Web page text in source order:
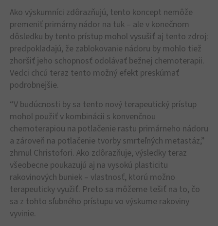
Ako výskumníci zdôrazňujú, tento koncept nemôže
premeniť primárny nádor na tuk – ale v konečnom
dôsledku by tento prístup mohol vysušiť aj tento zdroj:
predpokladajú, že zablokovanie nádoru by mohlo tiež
zhoršiť jeho schopnosť odolávať bežnej chemoterapii.
Vedci chcú teraz tento možný efekt preskúmať
podrobnejšie.
“V budúcnosti by sa tento nový terapeutický prístup
mohol použiť v kombinácii s konvenčnou
chemoterapiou na potlačenie rastu primárneho nádoru
a zároveň na potlačenie tvorby smrteľných metastáz,”
zhrnul Christofori. Ako zdôrazňuje, výsledky teraz
všeobecne poukazujú aj na vysokú plasticitu
rakovinových buniek – vlastnosť, ktorú možno
terapeuticky využiť. Preto sa môžeme tešiť na to, čo
sa z tohto sľubného prístupu vo výskume rakoviny
vyvinie.